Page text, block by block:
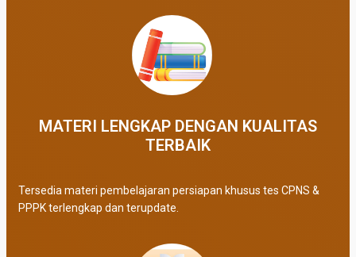
MATERI LENGKAP DENGAN KUALITAS
TERBAIK​
Tersedia materi pembelajaran persiapan khusus tes CPNS &
PPPK terlengkap dan terupdate.